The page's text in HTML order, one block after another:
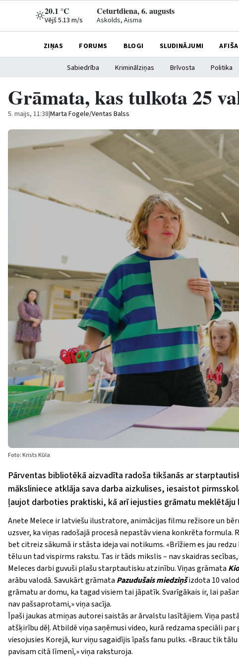
20.1 °C
Vējš 5.13 m/s
Ceturtdiena, 6. augusts
Askolds, Aisma
ZIŅAS FORUMS BLOGI SLUDINĀJUMI AFIŠA
Sabiedrība Kriminālziņas Brīvosta Politika
Grāmata, kas tulkota 25
5. maijs, 11:38|Marta Fogele/Ventas Balss
Foto: Krists Kūla
Pārventas bibliotēkā aizvadīta radoša tikšanās ar
māksliniece atklāja sava darba aizkulises, iesaistot
ļaujot darboties praktiski, kā arī iejusties grāmatu meklētāju
Anete Melece ir latviešu ilustratore, animācijas filmu režisore un
uzsver, ka viņas radošajā procesā nepastāv viena konkrēta
bet citreiz sākumā ir stāsta ideja vai notikums. «Brīžiem es jau
tēlu un tad vispirms rakstu. Tas ir tāds mikslis – nav skaidras secības,
Meleces darbi guvuši plašu starptautisku atzinību. Viņas grāmata
arābu valodā. Savukārt grāmata Pazudušais miedziņšizdota 10
grāmatu ar domu, ka tagad visiem tai jāpatīk. Svarīgākais ir, lai
nav pašsaprotami,»viņa sacīja.
Īpaši jaukas atmiņas autorei saistās ar ārvalstu lasītājiem. Viņa
atšķirību dēļ. Atbildē viņa saņēmusi video, kurā redzama speciāli
viesojusies Korejā, kur viņu sagaidījis īpašs fanu pulks. «Brauc tik
pavisam citā līmenī,»viņa raksturoja.